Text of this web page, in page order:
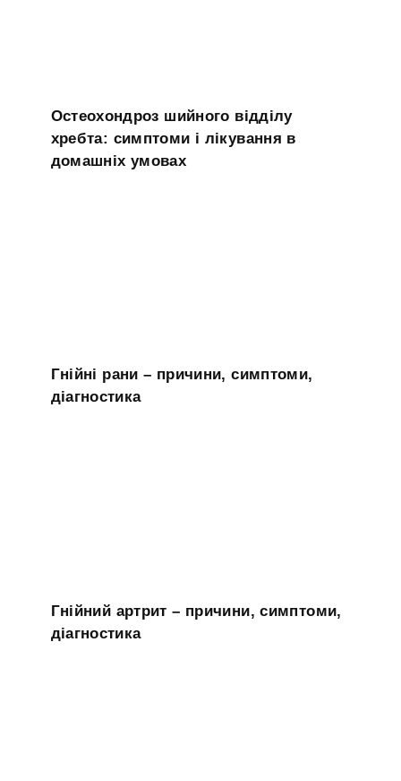
Остеохондроз шийного відділу
хребта: симптоми і лікування в
домашніх умовах
Гнійні рани – причини, симптоми,
діагностика
Гнійний артрит – причини, симптоми,
діагностика